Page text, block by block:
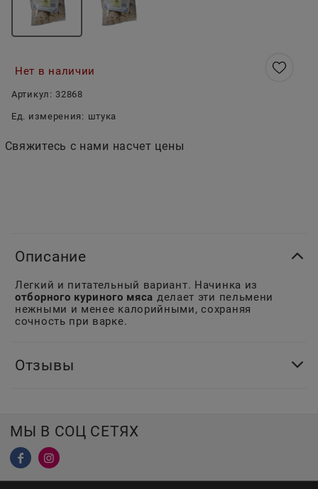
Нет в наличии
Артикул: 32868
Ед. измерения: штука
Свяжитесь с нами насчет цены
Описание
Легкий и питательный вариант. Начинка из
отборного куриного мяса делает эти пельмени
нежными и менее калорийными, сохраняя
сочность при варке.
Отзывы
МЫ В СОЦ СЕТЯХ